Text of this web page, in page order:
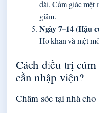
dài. Cảm giác mệt
giảm.
Ngày 7–14 (Hậu
Ho khan và mệt
Cách điều trị
cần nhập viện?
Chăm sóc tại nhà cho